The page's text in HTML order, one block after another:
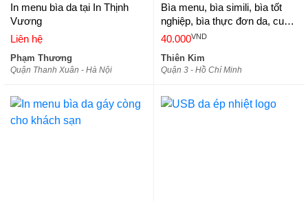
In menu bìa da tại In Thịnh
Vương
Liên hệ
Phạm Thương
Quận Thanh Xuân - Hà Nội
Bìa menu, bìa simili, bìa tốt
nghiệp, bìa thực đơn da, cuốn
thực đơn da, quyển thực đơn
40.000VND
Thiên Kim
Quận 3 - Hồ Chí Minh